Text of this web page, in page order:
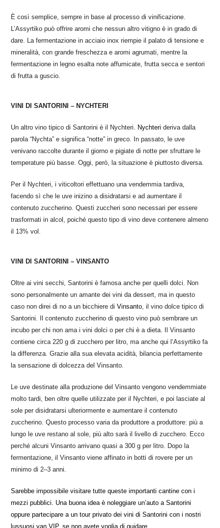
È così semplice, sempre in base al processo di vinificazione.
L’Assyrtiko può offrire aromi che nessun altro vitigno è in grado di
dare. La fermentazione in acciaio inox riempie il palato di tensione e
mineralità, con grande freschezza e aromi agrumati, mentre la
fermentazione in legno esalta note affumicate, frutta secca e sentori
di frutta a guscio.
VINI DI SANTORINI – NYCHTERI
Un altro vino tipico di Santorini è il Nychteri. Nychteri deriva dalla
parola “Nychta” e significa “notte” in greco. In passato, le uve
venivano raccolte durante il giorno e pigiate di notte per sfruttare le
temperature più basse. Oggi, però, la situazione è piuttosto diversa.
Per il Nychteri, i viticoltori effettuano una vendemmia tardiva,
facendo sì che le uve inizino a disidratarsi e ad aumentare il
contenuto zuccherino. Questi zuccheri sono necessari per essere
trasformati in alcol, poiché questo tipo di vino deve contenere almeno
il 13% vol.
VINI DI SANTORINI – VINSANTO
Oltre ai vini secchi, Santorini è famosa anche per quelli dolci. Non
sono personalmente un amante dei vini da dessert, ma in questo
caso non direi di no a un bicchiere diVinsanto, il vino dolce tipico di
Santorini. Il contenuto zuccherino di questo vino può sembrare un
incubo per chi non ama i vini dolci o per chi è a dieta. Il Vinsanto
contiene circa 220 g di zucchero per litro, ma anche qui l’Assyrtiko fa
la differenza. Grazie alla sua elevata acidità, bilancia perfettamente
la sensazione di dolcezza del Vinsanto.
Le uve destinate alla produzione del Vinsanto vengono vendemmiate
molto tardi, ben oltre quelle utilizzate per il Nychteri, e poi lasciate al
sole per disidratarsi ulteriormente e aumentare il contenuto
zuccherino. Questo processo varia da produttore a produttore: più a
lungo le uve restano al sole, più alto sarà il livello di zucchero. Ecco
perché alcuni Vinsanto arrivano quasi a 300 g per litro. Dopo la
fermentazione, il Vinsanto viene affinato in botti di rovere per un
minimo di 2–3 anni.
Sarebbe impossibile visitare tutte queste importanti cantine con i
mezzi pubblici. Una buona idea è noleggiare un’auto a Santorini
oppure partecipare a un tour privato dei vini di Santorini con i nostri
lussuosi van VIP, se non avete voglia di guidare.